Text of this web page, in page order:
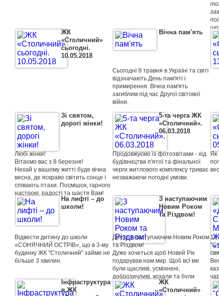
що
В
ЖК
«Столичний»
сьогоднi.
10.05.2018
Вічна пам'ять
Сьогодні 8 травня в Україні та світі
відзначають День пам'яті і
примирення. Вічна пам'ять
загиблим під час Другої світової
війни.
Зі святом,
дорогі жінки!
Любі жінки!
Вітаємо вас з 8 березня!
Нехай у вашому житті буде вічна
весна, де яскраво світить сонце і
співають птахи. Посмішок, гарного
настрою, радості та щастя Вам!
5-та черга ЖК
«Столичний».
06.03.2018
Продовжуємо iз фотозвітами - хід
будівництва п'ятої та фінальної
черги житлового комплексу триває
незважаючи погодні умови.
Як
На лифтi – до
школи!
Відвести дитину до школи
«СОНЯЧНИЙ ОСТРІВ», що в 3-му
будинку ЖК "Столичний" займе не
більше 3 хвилин.
З наступаючим
Новим Роком
та Різдвом!
Друзі, з наступаючим Новим Роком
та Різдвом!
Дуже хочеться щоб Новий Рік
подарував нам мир. Щоб всі ми
були щасливі, усміхнені,
доброзичливі, кохали та були
коханими.
Але ж так і буде! Зовсім-зовсім
17
Iнфраструктура
в ЖК
ЖК
«Столичний»